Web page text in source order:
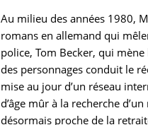
Au milieu des années 1980,
romans en allemand qui
police, Tom Becker, qui
des personnages conduit le
mise au jour d’un réseau
d’âge mûr à la recherche
désormais proche de la